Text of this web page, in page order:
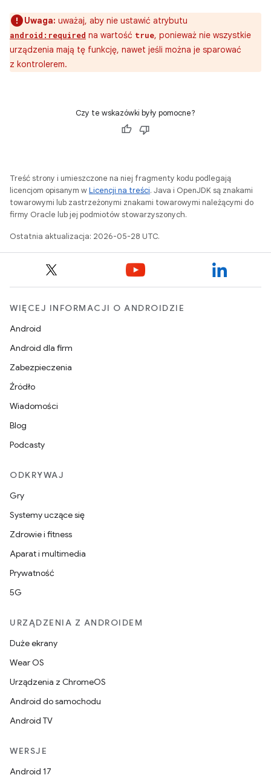
Uwaga: uważaj, aby nie ustawić atrybutu
android:required na wartość true, ponieważ nie wszystkie
urządzenia mają tę funkcję, nawet jeśli można je sparować
z kontrolerem.
Czy te wskazówki były pomocne?
Treść strony i umieszczone na niej fragmenty kodu podlegają
licencjom opisanym wLicencji na treści. Java i OpenJDK są znakami
towarowymi lub zastrzeżonymi znakami towarowymi należącymi do
firmy Oracle lub jej podmiotów stowarzyszonych.
Ostatnia aktualizacja: 2026-05-28 UTC.
WIĘCEJ INFORMACJI O ANDROIDZIE
Android
Android dla firm
Zabezpieczenia
Źródło
Wiadomości
Blog
Podcasty
ODKRYWAJ
Gry
Systemy uczące się
Zdrowie i fitness
Aparat i multimedia
Prywatność
5G
URZĄDZENIA Z ANDROIDEM
Duże ekrany
Wear OS
Urządzenia z ChromeOS
Android do samochodu
Android TV
WERSJE
Android 17